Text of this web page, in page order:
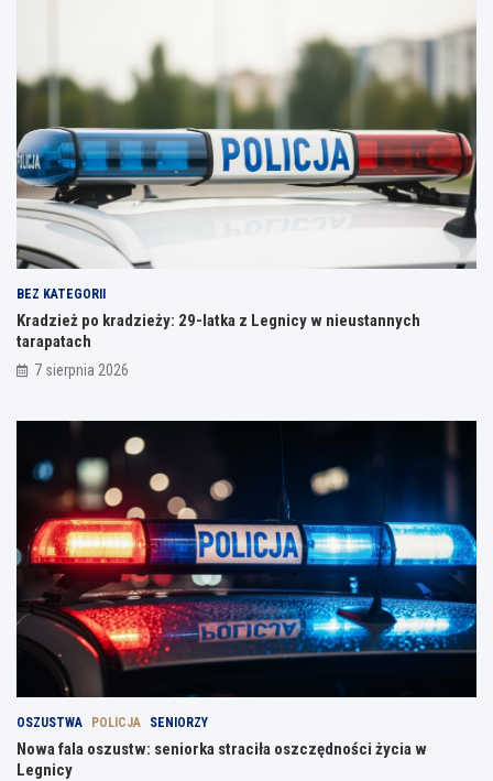
BEZ KATEGORII
Kradzież po kradzieży: 29-latka z Legnicy w nieustannych
tarapatach
7 sierpnia 2026
OSZUSTWA POLICJA SENIORZY
Nowa fala oszustw: seniorka straciła oszczędności życia w
Legnicy